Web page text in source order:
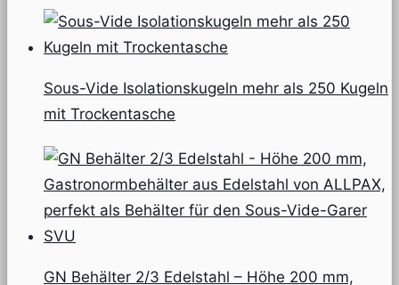
Sous-Vide Isolationskugeln mehr als 250 Kugeln
mit Trockentasche
GN Behälter 2/3 Edelstahl – Höhe 200 mm,